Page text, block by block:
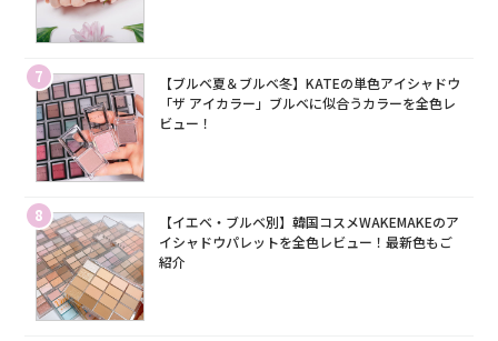
7
【ブルベ夏＆ブルベ冬】KATEの単色アイシャドウ
「ザ アイカラー」ブルベに似合うカラーを全色レ
ビュー！
8
【イエベ・ブルベ別】韓国コスメWAKEMAKEのア
イシャドウパレットを全色レビュー！最新色もご
紹介